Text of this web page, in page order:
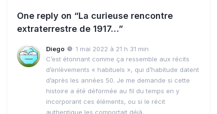
One reply on “La curieuse rencontre
extraterrestre de 1917…”
Diego
1 mai 2022 à 21 h 31 min
C’est étonnant comme ça ressemble aux récits
d’enlèvements « habituels », qui d’habitude datent
d’après les années 50. Je me demande si cette
histoire a été déformée au fil du temps en y
incorporant ces éléments, ou si le récit
authentique les comportait déjà.